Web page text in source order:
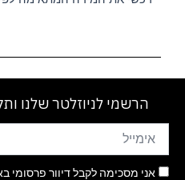
הרשמי לניוזלטר שלנו
אני מסכימה לקבל דיוור פרסומי